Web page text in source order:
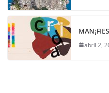
abril 2,